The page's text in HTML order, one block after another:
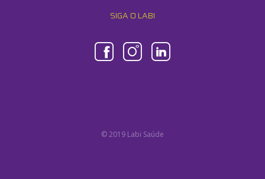
SIGA O LABI
© 2019 Labi Saúde